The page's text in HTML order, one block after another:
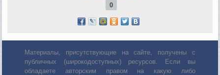
0
Материалы, присутствующие на сайте, получены с
публичных (широкодоступных) ресурсов. Если вы
обладаете авторским правом на какую либо